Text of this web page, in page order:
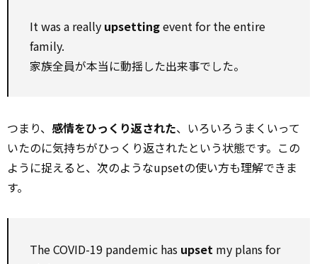
It was a really upsettingevent for the entire
family.
家族全員が本当に動揺した出来事でした。
つまり、 感情をひっくり返された、いろいろうまくいって
いたのに気持ちがひっくり返されたという状態です。この
ように捉えると、次のようなupsetの使い方も理解できま
す。
The COVID-19 pandemic has upset my plans for